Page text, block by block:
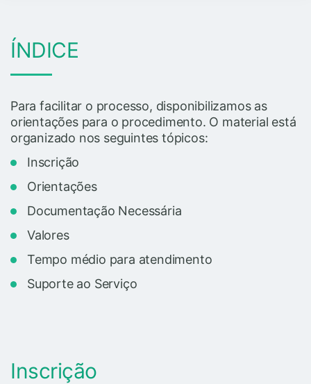
ÍNDICE
Para facilitar o processo, disponibilizamos as
orientações para o procedimento. O material está
organizado nos seguintes tópicos:
Inscrição
Orientações
Documentação Necessária
Valores
Tempo médio para atendimento
Suporte ao Serviço
Inscrição